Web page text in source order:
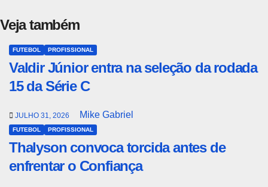
Veja também
FUTEBOL PROFISSIONAL
Valdir Júnior entra na seleção da rodada
15 da Série C
JULHO 31, 2026 Mike Gabriel
FUTEBOL PROFISSIONAL
Thalyson convoca torcida antes de
enfrentar o Confiança